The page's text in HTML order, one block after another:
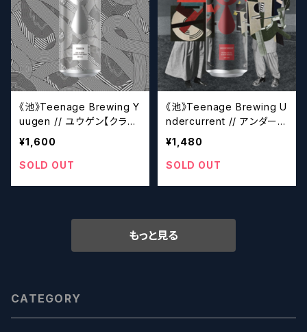
《池》Teenage Brewing Y
uugen // ユウゲン【クラフ
トビール】
¥1,600
SOLD OUT
《池》Teenage Brewing U
ndercurrent // アンダーカ
ーレント【クラフトビール】
¥1,480
SOLD OUT
もっと見る
CATEGORY